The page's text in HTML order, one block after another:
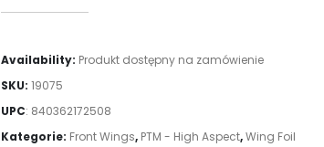
Availability: Produkt dostępny na zamówienie
SKU: 19075
UPC: 840362172508
Kategorie: Front Wings, PTM - High Aspect,Wing Foil